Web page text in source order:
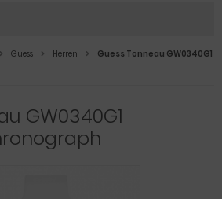
Guess Herren
Guess Tonneau GW0340G1
GW0340G1